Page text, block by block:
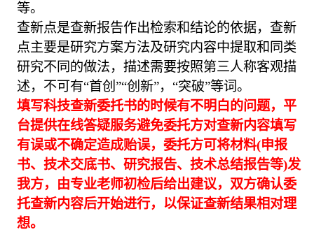
等。
查新点是查新报告作出检索和结论的依据，查新
点主要是研究方案方法及研究内容中提取和同类
研究不同的做法，描述需要按照第三人称客观描
述，不可有“首创”“创新”，“突破”等词。
填写科技查新委托书的时候有不明白的问题，平
台提供在线答疑服务避免委托方对查新内容填写
有误或不确定造成贻误，委托方可将材料(申报
书、技术交底书、研究报告、技术总结报告等)发
我方，由专业老师初检后给出建议，双方确认委
托查新内容后开始进行，以保证查新结果相对理
想。